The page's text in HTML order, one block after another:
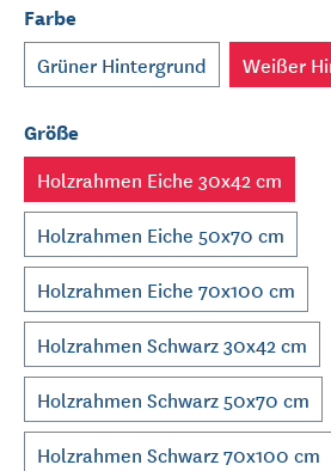
Farbe
Grüner Hintergrund Weißer
Größe
Holzrahmen Eiche 30x42 cm
Holzrahmen Eiche 50x70 cm
Holzrahmen Eiche 70x100 cm
Holzrahmen Schwarz 30x42 cm
Holzrahmen Schwarz 50x70 cm
Holzrahmen Schwarz 70x100 cm